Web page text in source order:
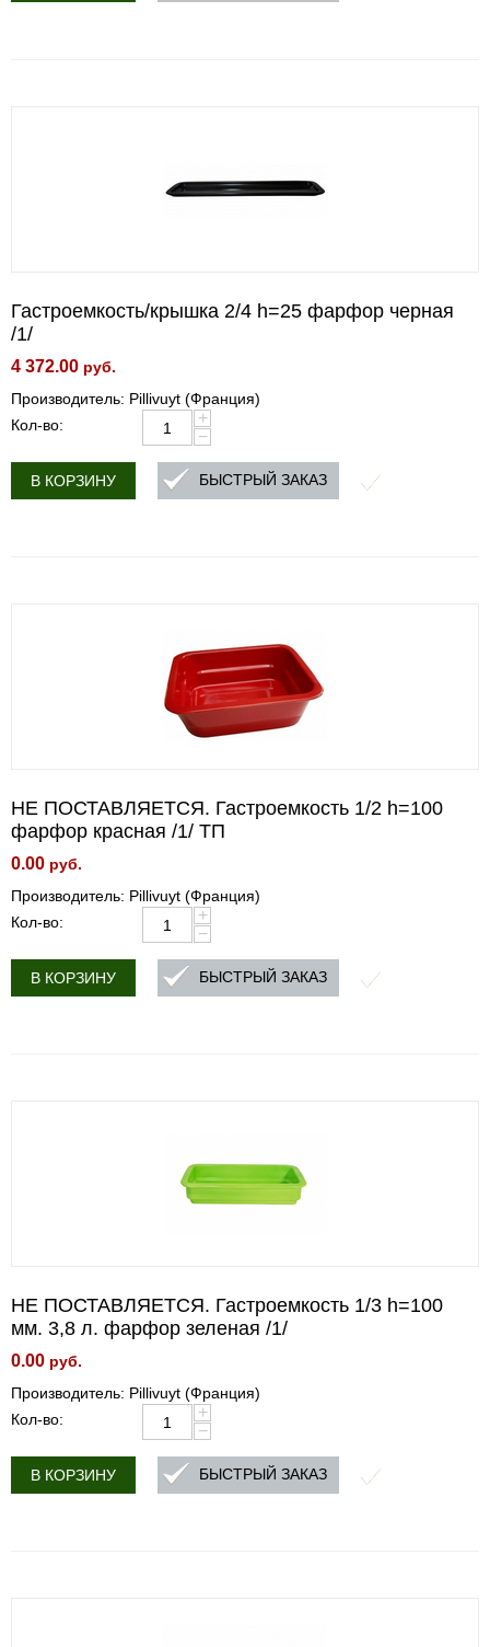
Гастроемкость/крышка 2/4 h=25 фарфор черная
/1/
4 372.00 руб.
Производитель: Pillivuyt (Франция)
Кол-во:
+
−
В КОРЗИНУ БЫСТРЫЙ ЗАКАЗ
НЕ ПОСТАВЛЯЕТСЯ. Гастроемкость 1/2 h=100
фарфор красная /1/ ТП
0.00 руб.
Производитель: Pillivuyt (Франция)
Кол-во:
+
−
В КОРЗИНУ БЫСТРЫЙ ЗАКАЗ
НЕ ПОСТАВЛЯЕТСЯ. Гастроемкость 1/3 h=100
мм. 3,8 л. фарфор зеленая /1/
0.00 руб.
Производитель: Pillivuyt (Франция)
Кол-во:
+
−
В КОРЗИНУ БЫСТРЫЙ ЗАКАЗ